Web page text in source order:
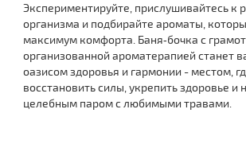
Экспериментируйте, прислушивайтесь к
организма и подбирайте ароматы,
максимум комфорта. Баня‑бочка с
организованной ароматерапией станет
оазисом здоровья и гармонии - местом,
восстановить силы, укрепить здоровье и
целебным паром с любимыми травами.